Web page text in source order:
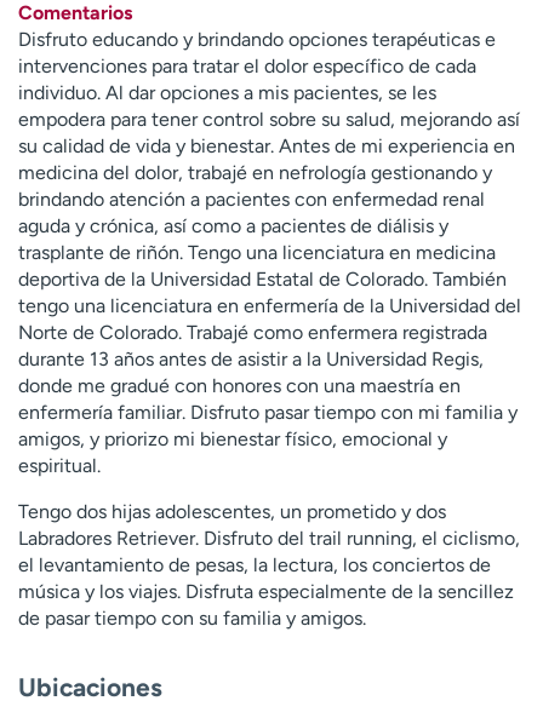
A
y
ú
d
a
m
e
a
e
n
c
o
n
t
r
a
r
Comentarios
Disfruto educando y brindando opciones terapéuticas e
intervenciones para tratar el dolor específico de cada
individuo. Al dar opciones a mis pacientes, se les
empodera para tener control sobre su salud, mejorando así
su calidad de vida y bienestar. Antes de mi experiencia en
medicina del dolor, trabajé en nefrología gestionando y
brindando atención a pacientes con enfermedad renal
aguda y crónica, así como a pacientes de diálisis y
trasplante de riñón. Tengo una licenciatura en medicina
deportiva de la Universidad Estatal de Colorado. También
tengo una licenciatura en enfermería de la Universidad del
Norte de Colorado. Trabajé como enfermera registrada
durante 13 años antes de asistir a la Universidad Regis,
donde me gradué con honores con una maestría en
enfermería familiar. Disfruto pasar tiempo con mi familia y
amigos, y priorizo mi bienestar físico, emocional y
espiritual.
Tengo dos hijas adolescentes, un prometido y dos
Labradores Retriever. Disfruto del trail running, el ciclismo,
el levantamiento de pesas, la lectura, los conciertos de
música y los viajes. Disfruta especialmente de la sencillez
de pasar tiempo con su familia y amigos.
Ubicaciones